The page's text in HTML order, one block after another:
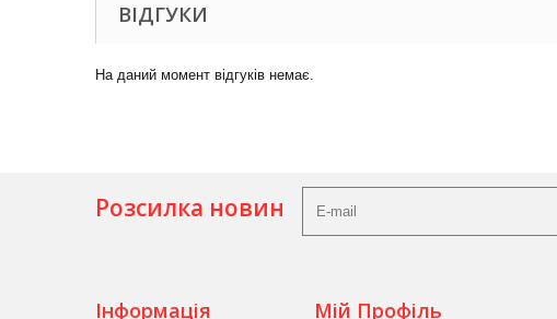
ВІДГУКИ
На даний момент відгуків немає.
Розсилка новин
Інформація Мій Профіль